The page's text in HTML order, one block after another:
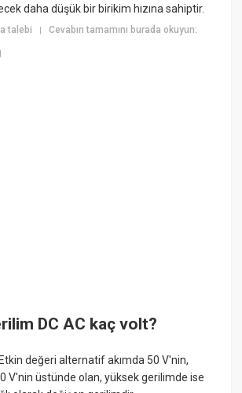
daha düşük bir birikim hızına sahiptir.
talebi |Cevabın tamamını burada okuyun:
DC AC kaç volt?
değeri alternatif akımda 50 V'nin,
V'nin üstünde olan, yüksek gerilimde ise